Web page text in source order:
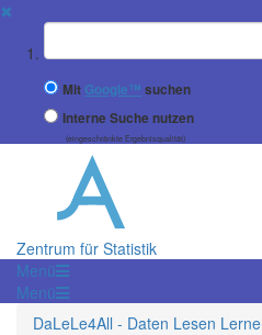
✖
Suchbegriff
Mit Google™ suchen
Interne Suche nutzen
(eingeschränkte Ergebnisqualität)
Zentrum für Statistik
Menü
Menü
DaLeLe4All - Daten Lesen